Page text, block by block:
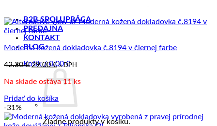
B2B SPOLUPRÁCA
PREDAJŇA
KONTAKT
BLOG
Košík /0.00€
Žiadne produkty v košíku.
Moderná kožená dokladovka č.8194 v čiernej farbe
42.30€Pôvodná
bola:
42.30 €.
29.00€Aktuálna
cena
je:
29.00 €.
s DPH
Na sklade ostáva 11 ks
Pridať do košíka
-31%